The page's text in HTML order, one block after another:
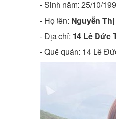
- Sinh năm:25/10/
- Họ tên: Nguyễn
- Địa chỉ: 14 Lê Đức
- Quê quán: 14 Lê